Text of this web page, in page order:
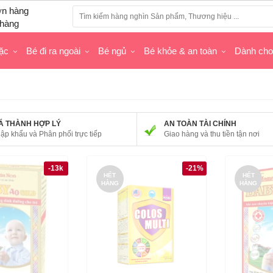
Bé đi ra ngoài Bé ngủ Bé khỏe & an toàn Dành
THÀNH HỢP LÝ
khẩu và Phân phối trực tiếp
AN TOÀN TÀI CHÍNH
Giao hàng và thu tiền tận nơi
-13k
HẾT
HÀNG
-21%
HẾT
HÀNG